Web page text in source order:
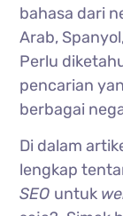
bahasa dari
Arab,
Perlu
pencarian
berbagai
Di dalam
lengkap
SEO untuk